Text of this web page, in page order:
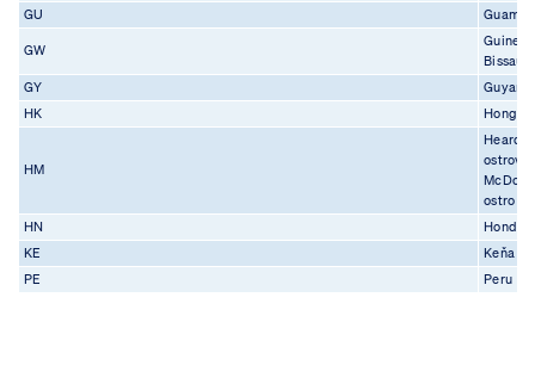
GU
Guam
GW
Guinea-
Bissau
GY
Guyana
HK
HM
ostrov a
ostro
HN
KE
Keňa
PE
Peru